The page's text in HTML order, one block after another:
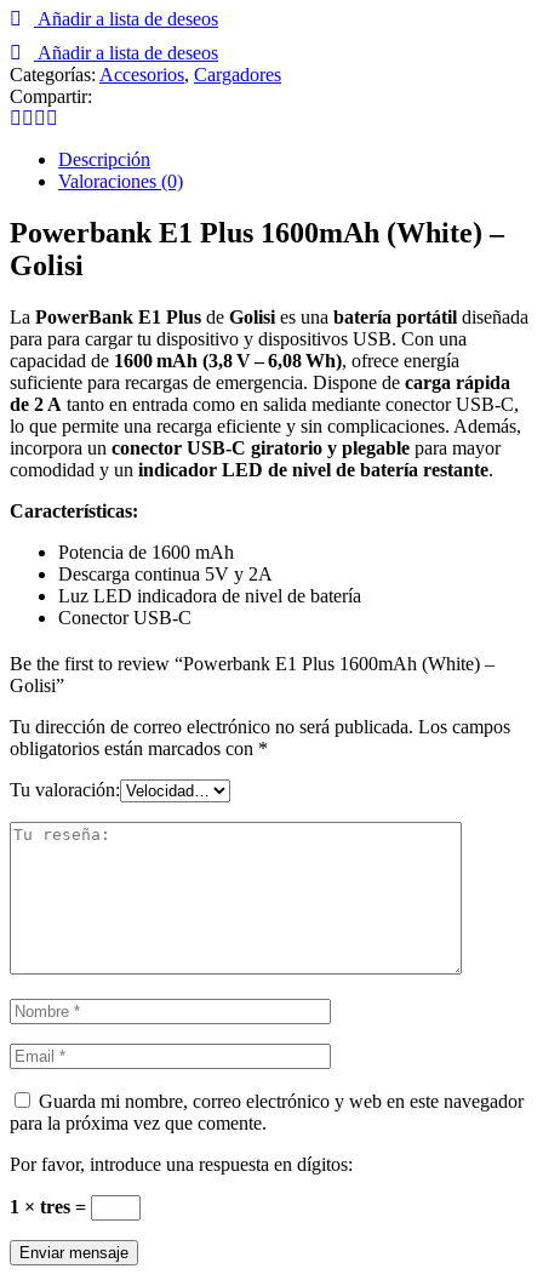
1600mAh
(White)
-
Golisi
cantidad
Añadir a lista de deseos
Añadir a lista de deseos
Categorías: Accesorios, Cargadores
Compartir:
Descripción
Valoraciones (0)
Powerbank E1 Plus 1600mAh (White) –
Golisi
La PowerBank E1 Plus de Golisi es una batería portátil diseñada
para para cargar tu dispositivo y dispositivos USB. Con una
capacidad de 1600 mAh (3,8 V – 6,08 Wh), ofrece energía
suficiente para recargas de emergencia. Dispone de carga rápida
de 2 A tanto en entrada como en salida mediante conector USB‑C,
lo que permite una recarga eficiente y sin complicaciones. Además,
incorpora un conector USB‑C giratorio y plegable para mayor
comodidad y un indicador LED de nivel de batería restante.
Características:
Potencia de 1600 mAh
Descarga continua 5V y 2A
Luz LED indicadora de nivel de batería
Conector USB-C
Be the first to review “Powerbank E1 Plus 1600mAh (White) –
Golisi”
Tu dirección de correo electrónico no será publicada. Los campos
obligatorios están marcados con *
Tu valoración:
Guarda mi nombre, correo electrónico y web en este navegador
para la próxima vez que comente.
Por favor, introduce una respuesta en dígitos:
1 × tres =